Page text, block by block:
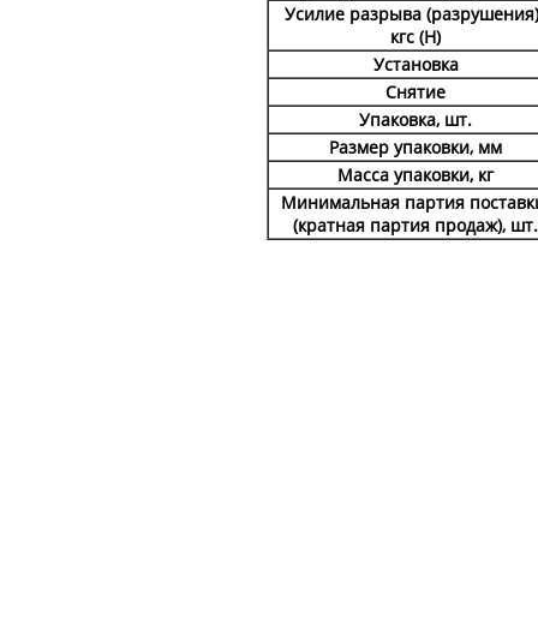
Усилие разрыва
кгс (Н)
Установка
Снятие
Упаковка, шт.
Размер упаковки, мм
Масса упаковки, кг
Минимальная партия
(кратная партия продаж), шт.